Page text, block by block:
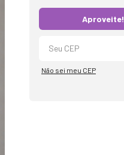
Aproveite!
Não sei meu CEP